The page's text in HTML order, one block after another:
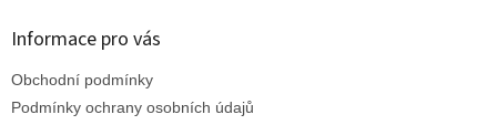
Informace pro vás
Obchodní podmínky
Podmínky ochrany osobních údajů